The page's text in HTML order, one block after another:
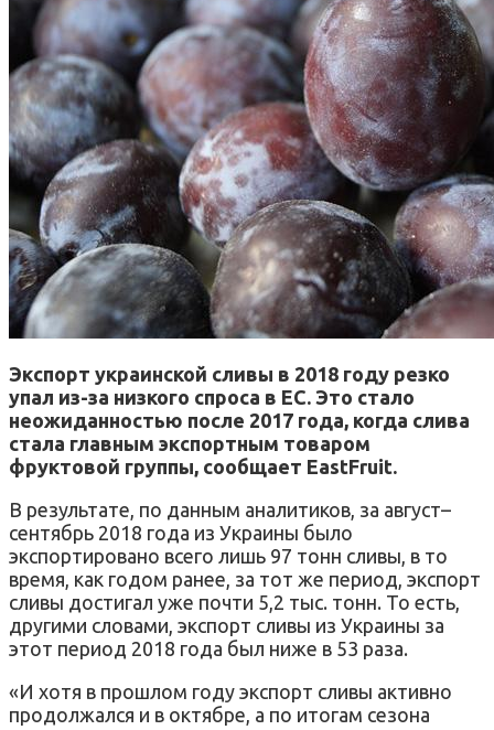
Экспорт украинской сливы в 2018 году резко
упал из-за низкого спроса в ЕС. Это стало
неожиданностью после 2017 года, когда слива
стала главным экспортным товаром
фруктовой группы, сообщает EastFruit.
В результате, по данным аналитиков, за август–
сентябрь 2018 года из Украины было
экспортировано всего лишь 97 тонн сливы, в то
время, как годом ранее, за тот же период, экспорт
сливы достигал уже почти 5,2 тыс. тонн. То есть,
другими словами, экспорт сливы из Украины за
этот период 2018 года был ниже в 53 раза.
«И хотя в прошлом году экспорт сливы активно
продолжался и в октябре, а по итогам сезона